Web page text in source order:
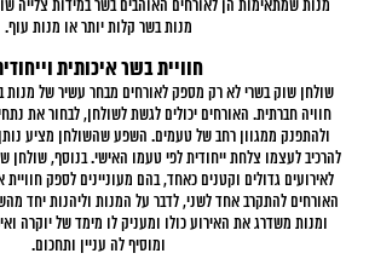
מנות שמתאימות הן לאורחים האוהבים בשר במידות צלייה
מנות בשר קלות יותר או מנות עוף.
חוויית בשר איכותית
שולחן שוק בשרי לא רק מספק לאורחים מבחר עשיר של מנות
חוויה חברתית. האורחים יכולים לגשת לשולחן, לבחור את
ולהתפנק ממגוון רחב של טעמים. השפע שהשולחן מציע
להרכיב לעצמו צלחת ייחודית לפי טעמו האישי. בנוסף, שולחן
לאירועים גדולים וקטנים כאחד, בהם מעוניינים לספק
האורחים להתקרב אחד לשני, לדבר על המנות וליהנות יחד
ומנות משדרג את האירוע כולו ומעניק לו מימד של יוקרה
ומוסיף לה עניין ותחכום.